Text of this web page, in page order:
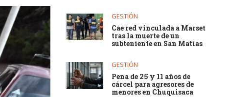
GESTIÓN
Cae red vinculada a Marset
tras la muerte de un
subteniente en San Matías
GESTIÓN
Pena de 25 y 11 años de
cárcel para agresores de
menores en Chuquisaca